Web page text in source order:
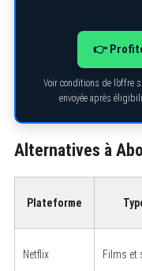
👉
Voir conditions de l’offre
envoyée après
Alternatives à
Plateforme
Netflix Films et